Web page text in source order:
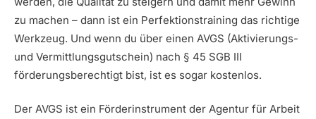
zu machen – dann ist ein Perfektionstraining das richtige
Werkzeug. Und wenn du über einen AVGS (Aktivierungs-
und Vermittlungsgutschein) nach § 45 SGB III
förderungsberechtigt bist, ist es sogar kostenlos.
Der AVGS ist ein Förderinstrument der Agentur für Arbeit